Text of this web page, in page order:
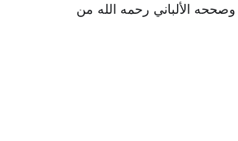
وصححه الألباني رحمه الله من
وسلم: من قرأ آية الكرسي دبر كل